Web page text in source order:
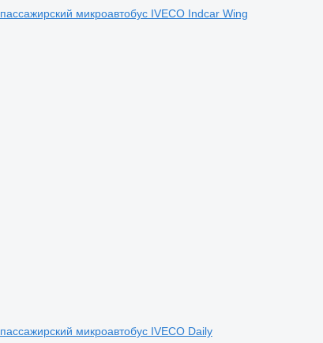
пассажирский микроавтобус IVECO Indcar Wing
пассажирский микроавтобус IVECO Daily